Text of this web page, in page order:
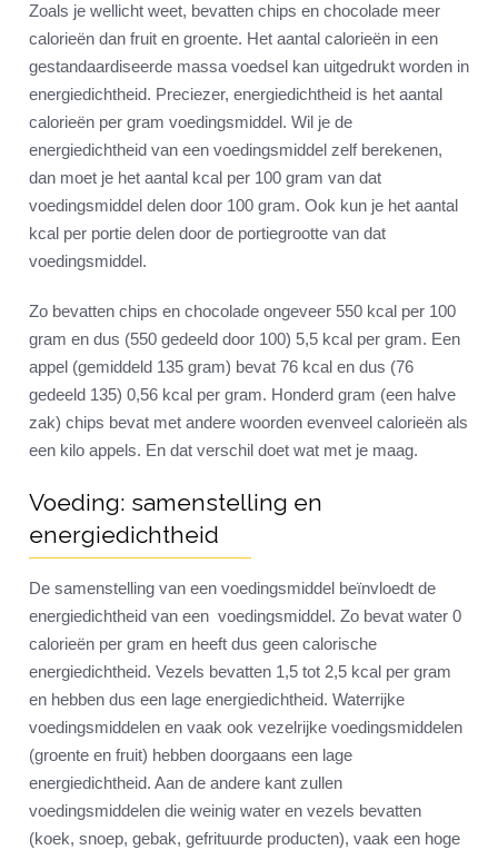
Zoals je wellicht weet, bevatten chips en chocolade meer
calorieën dan fruit en groente. Het aantal calorieën in een
gestandaardiseerde massa voedsel kan uitgedrukt worden in
energiedichtheid. Preciezer, energiedichtheid is het aantal
calorieën per gram voedingsmiddel. Wil je de
energiedichtheid van een voedingsmiddel zelf berekenen,
dan moet je het aantal kcal per 100 gram van dat
voedingsmiddel delen door 100 gram. Ook kun je het aantal
kcal per portie delen door de portiegrootte van dat
voedingsmiddel.
Zo bevatten chips en chocolade ongeveer 550 kcal per 100
gram en dus (550 gedeeld door 100) 5,5 kcal per gram. Een
appel (gemiddeld 135 gram) bevat 76 kcal en dus (76
gedeeld 135) 0,56 kcal per gram. Honderd gram (een halve
zak) chips bevat met andere woorden evenveel calorieën als
een kilo appels. En dat verschil doet wat met je maag.
Voeding: samenstelling en
energiedichtheid
De samenstelling van een voedingsmiddel beïnvloedt de
energiedichtheid van een voedingsmiddel. Zo bevat water 0
calorieën per gram en heeft dus geen calorische
energiedichtheid. Vezels bevatten 1,5 tot 2,5 kcal per gram
en hebben dus een lage energiedichtheid. Waterrijke
voedingsmiddelen en vaak ook vezelrijke voedingsmiddelen
(groente en fruit) hebben doorgaans een lage
energiedichtheid. Aan de andere kant zullen
voedingsmiddelen die weinig water en vezels bevatten
(koek, snoep, gebak, gefrituurde producten), vaak een hoge